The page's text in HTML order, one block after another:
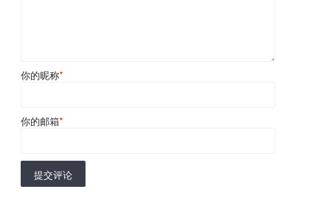
你的昵称*
你的邮箱*
提交评论